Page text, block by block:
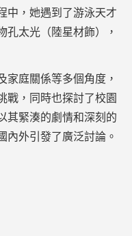
中，她遇到了游泳天才
孔太光（陸星材飾），
家庭關係等多個角度，
戰，同時也探討了校園
其緊湊的劇情和深刻的
內外引發了廣泛討論。